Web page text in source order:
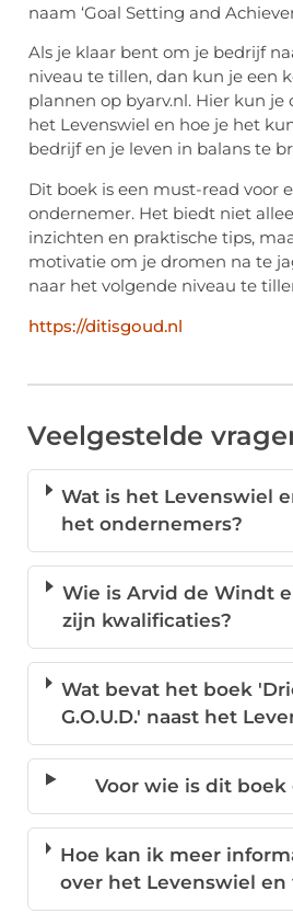
naam ‘Goal Setting and
Als je klaar bent om je bedrijf
niveau te tillen, dan kun je een
plannen op byarv.nl. Hier kun je
het Levenswiel en hoe je het
bedrijf en je leven in balans te
Dit boek is een must-read voor
ondernemer. Het biedt niet
inzichten en praktische tips,
motivatie om je dromen na te
naar het volgende niveau te
https://ditisgoud.nl
Veelgestelde
Wat is het Levenswiel
het ondernemers?
Wie is Arvid de Windt
zijn kwalificaties?
Wat bevat het boek
G.O.U.D.' naast het
Voor wie is dit boek
Hoe kan ik meer
over het Levenswiel en